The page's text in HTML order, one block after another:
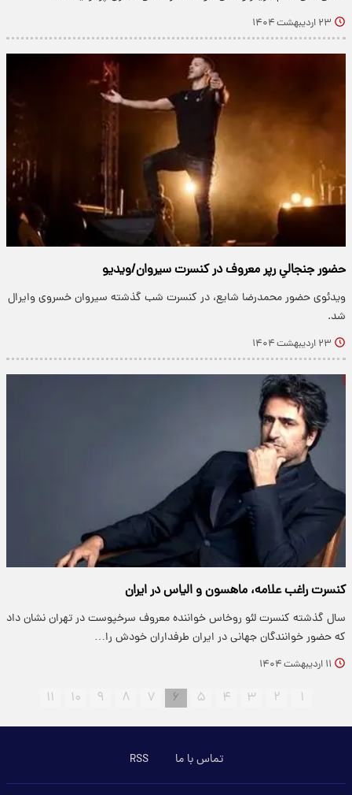
۲۳ اردیبهشت ۱۴۰۴
حضور جنجالیِ رپر معروف در کنسرت سیروان/ویدیو
ویدئوی حضور محمدرضا شایع، در کنسرت شب گذشته سیروان خسروی وایرال
شد.
۲۳ اردیبهشت ۱۴۰۴
کنسرت راغب علامه، ماهسون و الیاس در ایران
سال گذشته کنسرت لئو روخاس خواننده معروف سرخپوست در تهران نشان داد
که حضور خوانندگان جهانی در ایران طرفداران خودش را…
۱۱ اردیبهشت ۱۴۰۴
۱ ۲ ۳ ۴ ۵ ۶ ۷ ۸ ۹ ۱۰ ۱۱
تماس با ما RSS